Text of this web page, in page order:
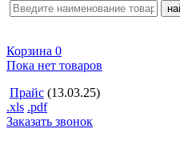
Корзина 0
Пока нет товаров
Прайс (13.03.25)
.xls .pdf
Заказать звонок